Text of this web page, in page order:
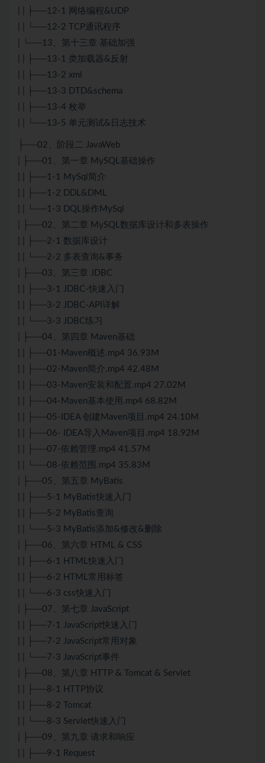
| | ├──12-1 网络编程&UDP
| | └──12-2 TCP通讯程序
| └──13、第十三章 基础加强
| | ├──13-1 类加载器&反射
| | ├──13-2 xml
| | ├──13-3 DTD&schema
| | ├──13-4 枚举
| | └──13-5 单元测试&日志技术
├──02、阶段二 JavaWeb
| ├──01、第一章 MySQL基础操作
| | ├──1-1 MySql简介
| | ├──1-2 DDL&DML
| | └──1-3 DQL操作MySql
| ├──02、第二章 MySQL数据库设计和多表操作
| | ├──2-1 数据库设计
| | └──2-2 多表查询&事务
| ├──03、第三章 JDBC
| | ├──3-1 JDBC-快速入门
| | ├──3-2 JDBC-API详解
| | └──3-3 JDBC练习
| ├──04、第四章 Maven基础
| | ├──01-Maven概述.mp4 36.93M
| | ├──02-Maven简介.mp4 42.48M
| | ├──03-Maven安装和配置.mp4 27.02M
| | ├──04-Maven基本使用.mp4 68.82M
| | ├──05-IDEA 创建Maven项目.mp4 24.10M
| | ├──06- IDEA导入Maven项目.mp4 18.92M
| | ├──07-依赖管理.mp4 41.57M
| | └──08-依赖范围.mp4 35.83M
| ├──05、第五章 MyBatis
| | ├──5-1 MyBatis快速入门
| | ├──5-2 MyBatis查询
| | └──5-3 MyBatis添加&修改&删除
| ├──06、第六章 HTML & CSS
| | ├──6-1 HTML快速入门
| | ├──6-2 HTML常用标签
| | └──6-3 css快速入门
| ├──07、第七章 JavaScript
| | ├──7-1 JavaScript快速入门
| | ├──7-2 JavaScript常用对象
| | └──7-3 JavaScript事件
| ├──08、第八章 HTTP & Tomcat & Servlet
| | ├──8-1 HTTP协议
| | ├──8-2 Tomcat
| | └──8-3 Servlet快速入门
| ├──09、第九章 请求和响应
| | ├──9-1 Request